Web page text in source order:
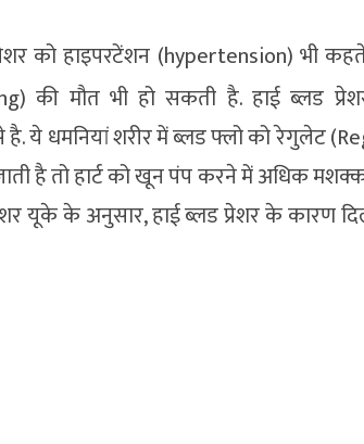
को हाइपरटेंशन (hypertension) भी
की मौत भी हो सकती है. हाई ब्लड
है. ये धमनियां शरीर में ब्लड फ्लो को रेगुलेट
है तो हार्ट को खून पंप करने में अधिक
यूके के अनुसार, हाई ब्लड प्रेशर के कारण